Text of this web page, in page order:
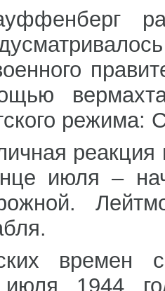
режима:
июля –
времен
1944